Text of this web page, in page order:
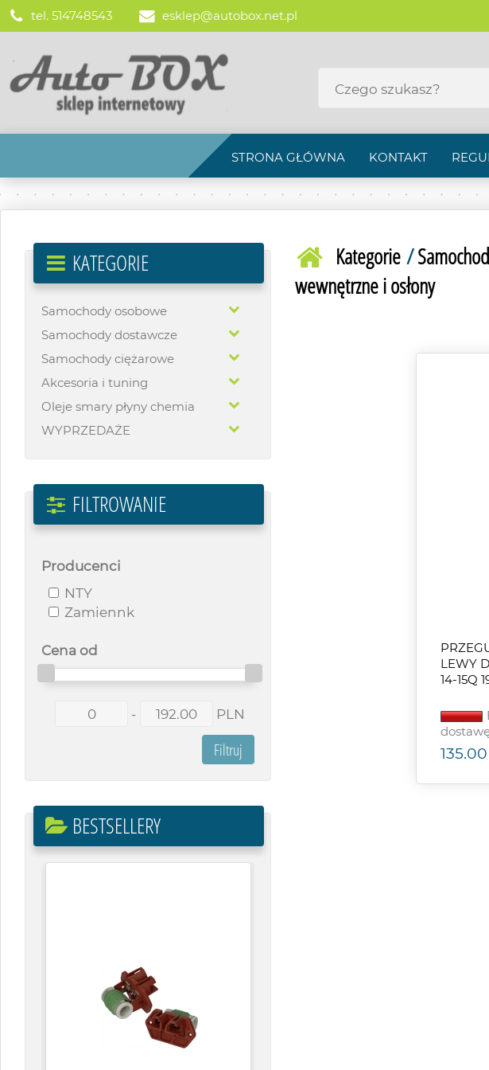
tel. 514748543 esklep@autobox.net.pl
STRONA GŁÓWNA KONTAKT
KATEGORIE
Samochody osobowe
Samochody dostawcze
Samochody ciężarowe
Akcesoria i tuning
Oleje smary płyny chemia
WYPRZEDAŻE
FILTROWANIE
Producenci
NTY
Zamiennk
Cena od
- PLN
BESTSELLERY
Kategorie/
wewnętrzne i osłony
LEWY
14-15Q
135.00